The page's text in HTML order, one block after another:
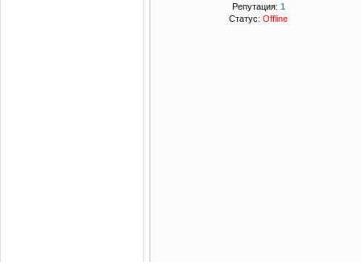
Репутация: 1
Статус: Offline